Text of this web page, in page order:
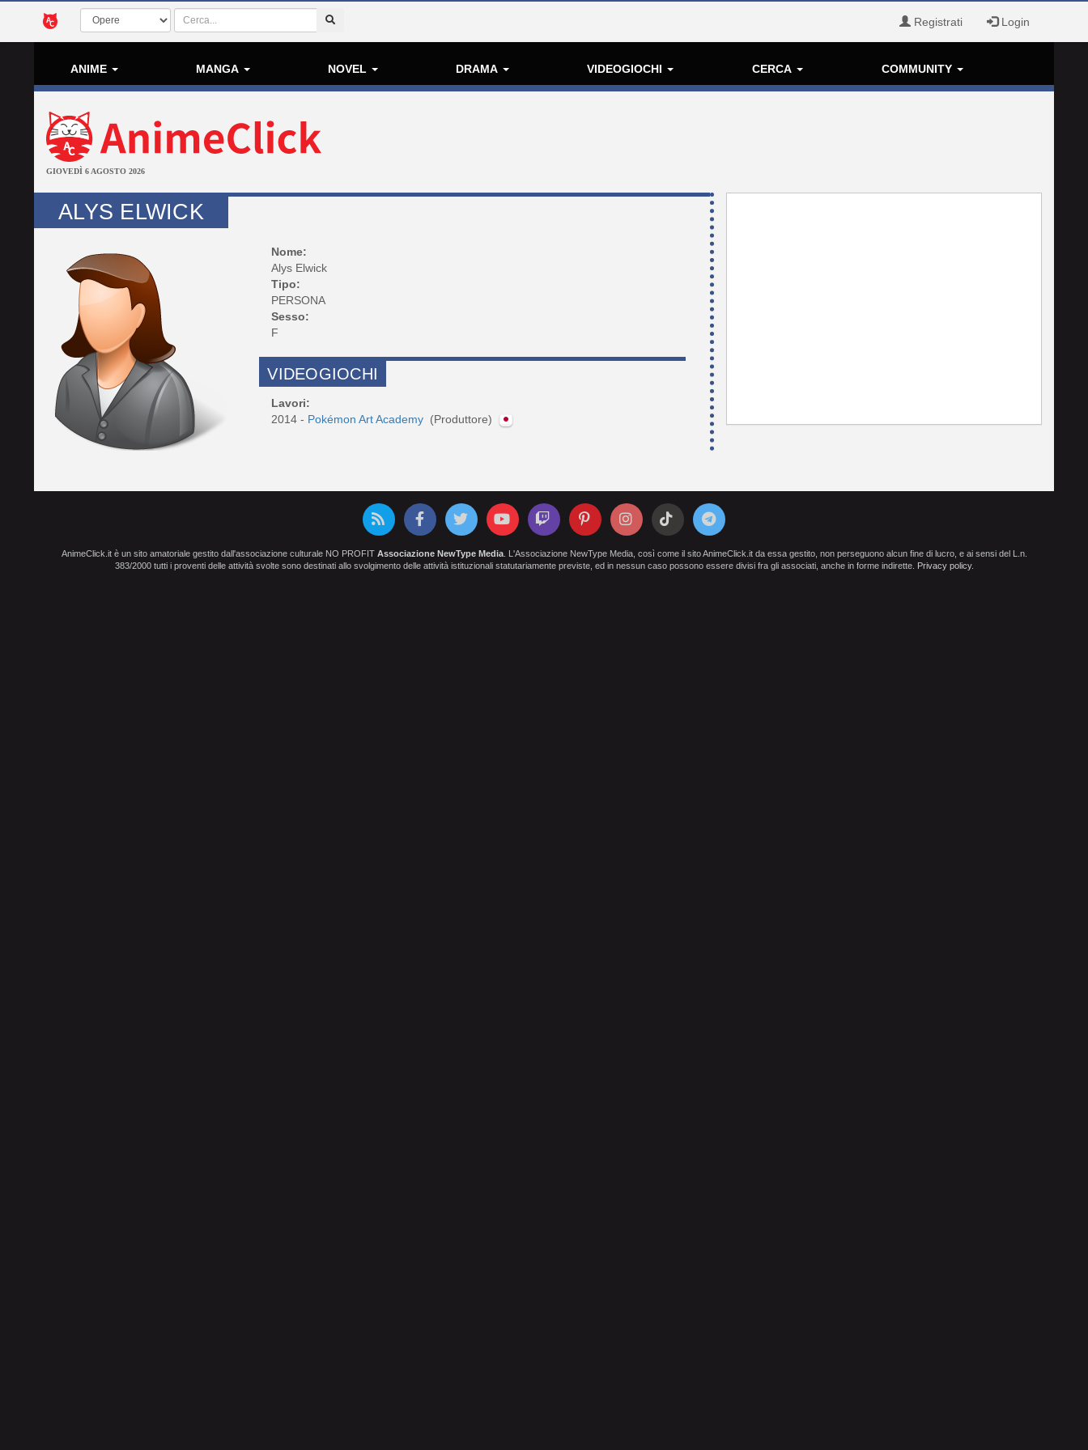
Registrati Login
ANIME MANGA NOVEL DRAMA VIDEOGIOCHI CERCA COMMUNITY
GIOVEDÌ 6 AGOSTO 2026
ALYS ELWICK
Nome:
Alys Elwick
Tipo:
PERSONA
Sesso:
F
VIDEOGIOCHI
Lavori:
2014 - Pokémon Art Academy (Produttore)
AnimeClick.it è un sito amatoriale gestito dall'associazione culturale NO PROFIT Associazione NewType Media. L'Associazione NewType Media, così come il sito AnimeClick.it da essa gestito, non perseguono alcun fine di lucro, e ai sensi del L.n.
383/2000 tutti i proventi delle attività svolte sono destinati allo svolgimento delle attività istituzionali statutariamente previste, ed in nessun caso possono essere divisi fra gli associati, anche in forme indirette. Privacy policy.